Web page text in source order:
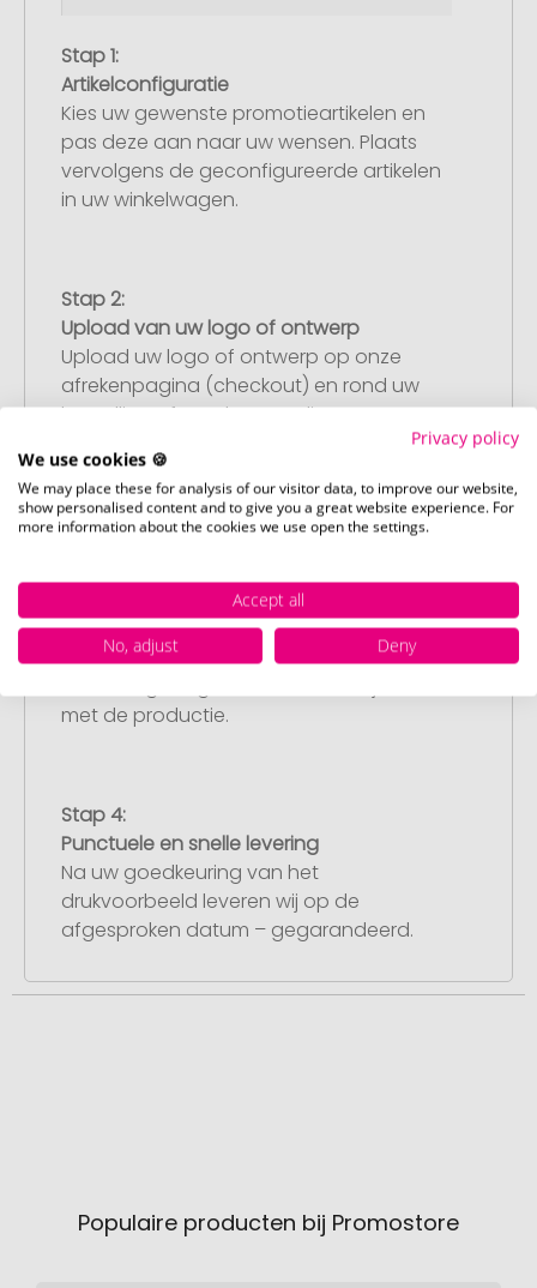
Stap 1:
Artikelconfiguratie
Kies uw gewenste promotieartikelen en
pas deze aan naar uw wensen. Plaats
vervolgens de geconfigureerde artikelen
in uw winkelwagen.
Stap 2:
Upload van uw logo of ontwerp
Upload uw logo of ontwerp op onze
afrekenpagina (checkout) en rond uw
bestelling af. Mocht u op dit moment
hebben, dan kunt u dit later aanleveren.
Artikelvoorbeeld en goedkeuring
U ontvangt van ons een gratis
drukvoorbeeld met uw ontwerp. Zodra u
met de productie.
Stap 4:
Punctuele en snelle levering
Na uw goedkeuring van het
drukvoorbeeld leveren wij op de
afgesproken datum – gegarandeerd.
Populaire producten bij Promostore
Privacy policy
We use cookies 🍪
We may place these for analysis of our visitor data, to improve our website,
show personalised content and to give you a great website experience. For
more information about the cookies we use open the settings.
Accept all
No, adjust
Deny